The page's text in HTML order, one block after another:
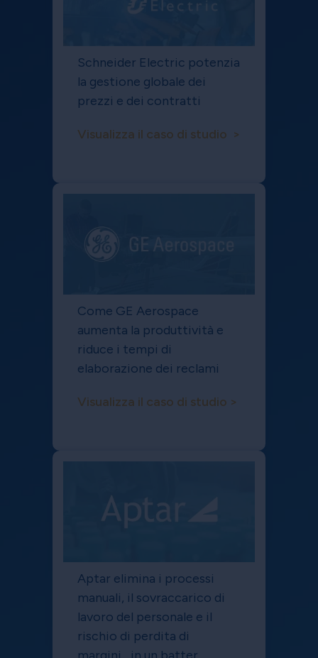
Schneider Electric potenzia
la gestione globale dei
prezzi e dei contratti
Visualizza il caso di studio >
Come GE Aerospace
aumenta la produttività e
riduce i tempi di
elaborazione dei reclami
Visualizza il caso di studio >
Aptar elimina i processi
manuali, il sovraccarico di
lavoro del personale e il
rischio di perdita di